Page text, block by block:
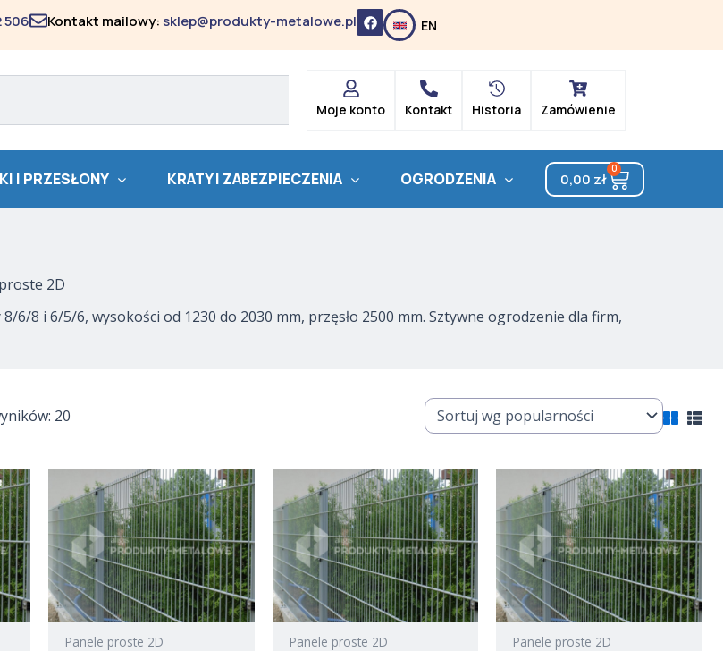
506 Kontakt mailowy: sklep@produkty-metalowe.pl F
a
c
e
k
EN
Moje konto
Kontakt Historia Zamówienie
I PRZESŁONY KRATY I ZABEZPIECZENIA OGRODZENIA 0,00 zł
0
Cart
2D
8 i 6/5/6, wysokości od 1230 do 2030 mm, przęsło 2500 mm. Sztywne ogrodzenie dla firm,
20
według
popularności
Panele proste 2D Panele proste 2D Panele proste 2D